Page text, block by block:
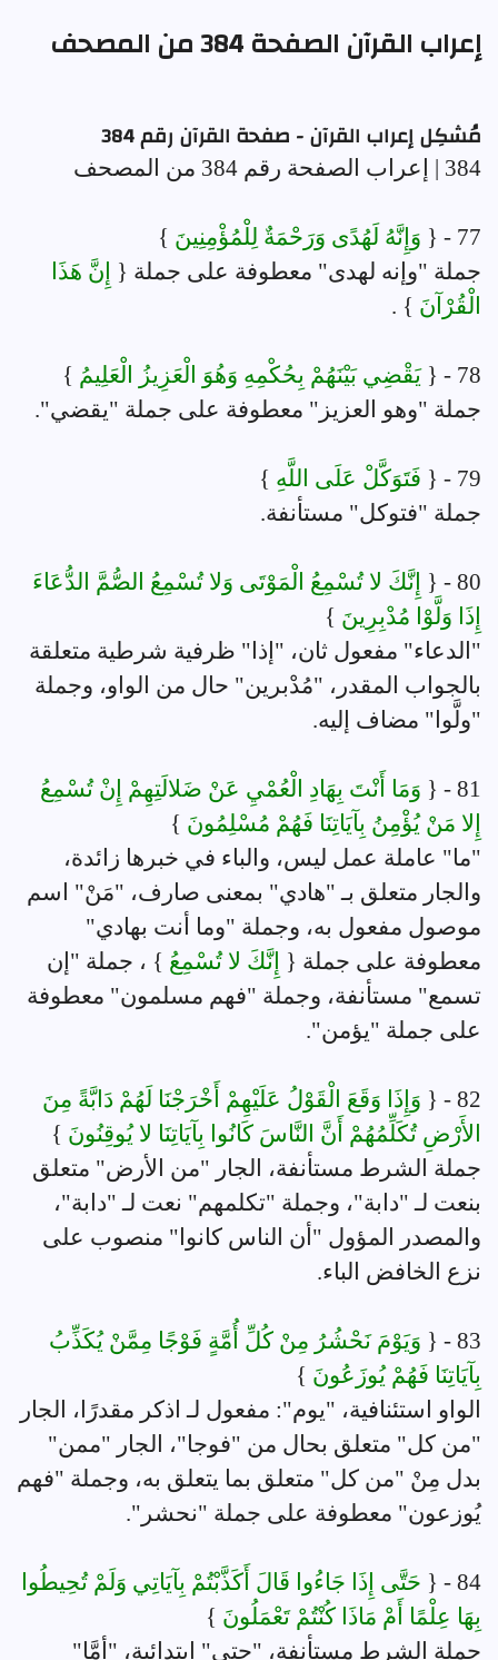
إعراب القرآن الصفحة 384 من المصحف
مُشكِل إعراب القرآن - صفحة القرآن رقم 384
384 | إعراب الصفحة رقم 384 من المصحف
77 - { وَإِنَّهُ لَهُدًى وَرَحْمَةٌ لِلْمُؤْمِنِينَ }
جملة "وإنه لهدى" معطوفة على جملة { إِنَّ هَذَا
الْقُرْآنَ } .
78 - { يَقْضِي بَيْنَهُمْ بِحُكْمِهِ وَهُوَ الْعَزِيزُ الْعَلِيمُ }
جملة "وهو العزيز" معطوفة على جملة "يقضي".
79 - { فَتَوَكَّلْ عَلَى اللَّهِ }
جملة "فتوكل" مستأنفة.
80 - {
إِنَّكَ لا تُسْمِعُ الْمَوْتَى وَلا تُسْمِعُ الصُّمَّ الدُّعَاءَ
إِذَا وَلَّوْا مُدْبِرِينَ }
"الدعاء" مفعول ثان، "إذا" ظرفية شرطية متعلقة
بالجواب المقدر، "مُدْبرين" حال من الواو، وجملة
"ولَّوا" مضاف إليه.
81 - {
وَمَا أَنْتَ بِهَادِ الْعُمْيِ عَنْ ضَلالَتِهِمْ إِنْ تُسْمِعُ
إِلا مَنْ يُؤْمِنُ بِآيَاتِنَا فَهُمْ مُسْلِمُونَ }
"ما" عاملة عمل ليس، والباء في خبرها زائدة،
والجار متعلق بـ "هادي" بمعنى صارف، "مَنْ" اسم
موصول مفعول به، وجملة "وما أنت بهادي"
معطوفة على جملة { إِنَّكَ لا تُسْمِعُ } ، جملة "إن
تسمع" مستأنفة، وجملة "فهم مسلمون" معطوفة
على جملة "يؤمن".
82 - {
وَإِذَا وَقَعَ الْقَوْلُ عَلَيْهِمْ أَخْرَجْنَا لَهُمْ دَابَّةً مِنَ
الأَرْضِ تُكَلِّمُهُمْ أَنَّ النَّاسَ كَانُوا بِآيَاتِنَا لا يُوقِنُونَ }
جملة الشرط مستأنفة، الجار "من الأرض" متعلق
بنعت لـ "دابة"، وجملة "تكلمهم" نعت لـ "دابة"،
والمصدر المؤول "أن الناس كانوا" منصوب على
نزع الخافض الباء.
83 - {
وَيَوْمَ نَحْشُرُ مِنْ كُلِّ أُمَّةٍ فَوْجًا مِمَّنْ يُكَذِّبُ
بِآيَاتِنَا فَهُمْ يُوزَعُونَ }
الواو استئنافية، "يوم": مفعول لـ اذكر مقدرًا، الجار
"من كل" متعلق بحال من "فوجا"، الجار "ممن"
بدل مِنْ "من كل" متعلق بما يتعلق به، وجملة "فهم
يُوزعون" معطوفة على جملة "نحشر".
84 - {
حَتَّى إِذَا جَاءُوا قَالَ أَكَذَّبْتُمْ بِآيَاتِي وَلَمْ تُحِيطُوا
بِهَا عِلْمًا أَمْ مَاذَا كُنْتُمْ تَعْمَلُونَ }
جملة الشرط مستأنفة، "حتى" ابتدائية، "أمَّا"